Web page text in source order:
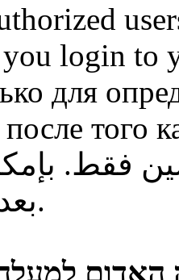
you login to
для
того
فقط.
بعد دخول الى ال.
האדום